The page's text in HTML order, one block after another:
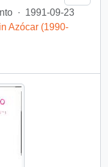
· 1991-09-23
Azócar (1990-